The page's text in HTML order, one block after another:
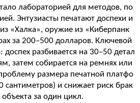
лабораторией для методов, по
Энтузиасты печатают доспехи и
«Халка», оружие из «Киберпанк
за 200–500 долларов. Ключевой
разбивается на 30–50 детал
затем собирается на ремнях или
размера печатной платфо
и снижает риск брак
за один цикл.